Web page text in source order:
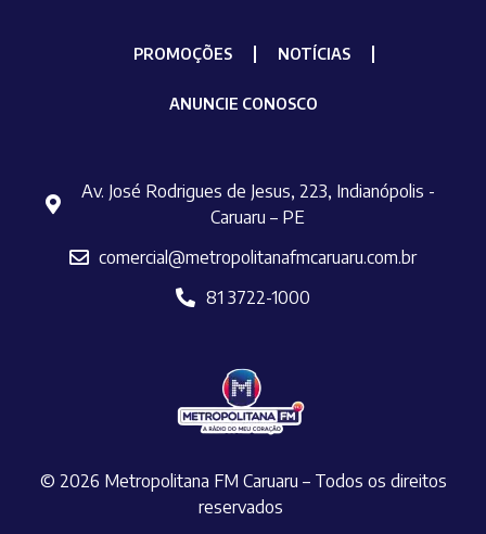
PROMOÇÕES NOTÍCIAS
ANUNCIE CONOSCO
Av. José Rodrigues de Jesus, 223, Indianópolis -
Caruaru – PE
comercial@metropolitanafmcaruaru.com.br
81 3722-1000
© 2026 Metropolitana FM Caruaru – Todos os direitos
reservados